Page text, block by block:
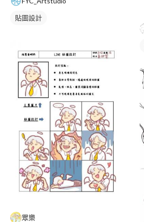
貼圖設計
眾樂